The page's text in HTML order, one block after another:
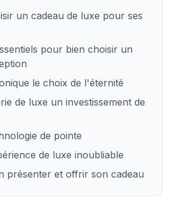
un cadeau de luxe pour ses
pour bien choisir un
le choix de l'éternité
de luxe un investissement de
de pointe
de luxe inoubliable
présenter et offrir son cadeau